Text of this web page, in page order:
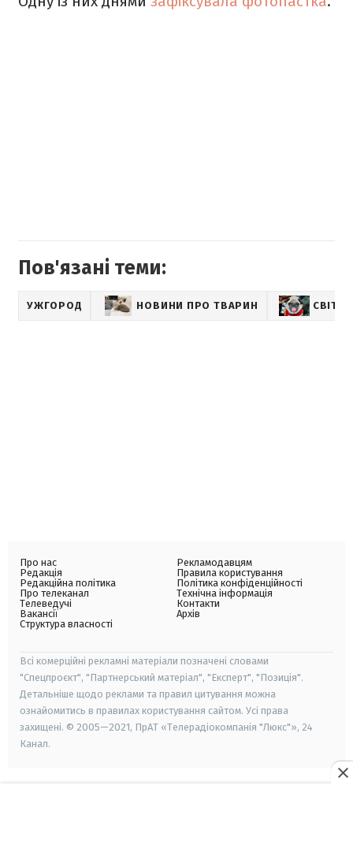
Пов'язані теми:
УЖГОРОД НОВИНИ ПРО ТВАРИН СВІТ
Про нас
Редакція
Редакційна політика
Про телеканал
Телеведучі
Вакансії
Структура власності
Рекламодавцям
Правила користування
Політика конфіденційності
Технічна інформація
Контакти
Архів
Всі комерційні рекламні матеріали позначені словами
"Спецпроєкт", "Партнерський матеріал", "Експерт", "Позиція".
Детальніше щодо реклами та правил цитування можна
ознайомитись в правилах користування сайтом. Усі права
захищені. © 2005—2021, ПрАТ «Телерадіокомпанія "Люкс"», 24
Канал.